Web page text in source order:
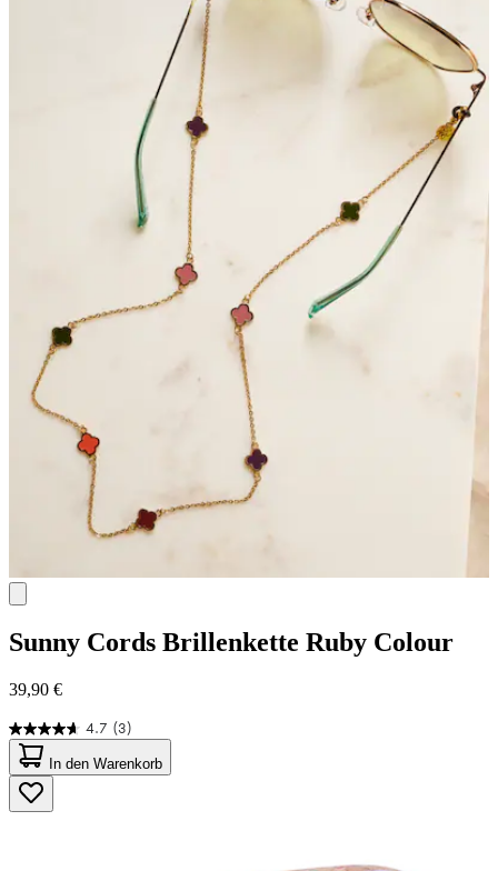
Sunny Cords Brillenkette Ruby Colour
39,90 €
4.7 (3)
4.7
von
5
Sternen.
3
In den Warenkorb